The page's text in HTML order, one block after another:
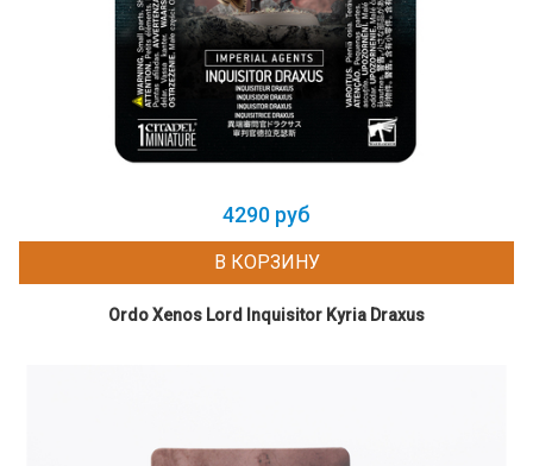
4290 руб
В КОРЗИНУ
Ordo Xenos Lord Inquisitor Kyria Draxus